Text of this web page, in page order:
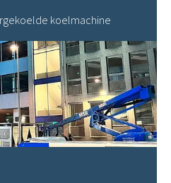
koelmachine